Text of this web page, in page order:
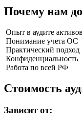
Почему нам
Опыт в аудите активов
Понимание учета ОС
Практический подход
Конфиденциальность
Работа по всей РФ
Стоимость
Зависит от: